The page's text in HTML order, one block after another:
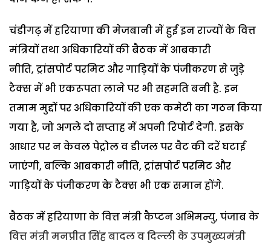
चंडीगढ़ में हरियाणा की मेजबानी में हुई इन राज्यों के वित्त
मंत्रियों तथा अधिकारियों की बैठक में आबकारी
नीति, ट्रांसपोर्ट परमिट और गाड़ियों के पंजीकरण से जुड़े
टैक्स में भी एकरूपता लाने पर भी सहमति बनी है. इन
तमाम मुद्दों पर अधिकारियों की एक कमेटी का गठन किया
गया है, जो अगले दो सप्ताह में अपनी रिपोर्ट देगी. इसके
आधार पर न केवल पेट्रोल व डीजल पर वैट की दरें घटाई
जाएंगी, बल्कि आबकारी नीति, ट्रांसपोर्ट परमिट और
गाड़ियों के पंजीकरण के टैक्स भी एक समान होंगे.
बैठक में हरियाणा के वित्त मंत्री कैप्टन अभिमन्यु, पंजाब के
वित्त मंत्री मनप्रीत सिंह बादल व दिल्ली के उपमुख्यमंत्री